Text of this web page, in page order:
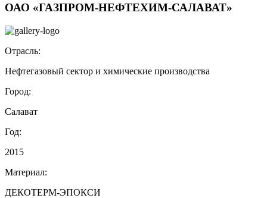
ОАО «ГАЗПРОМ-НЕФТЕХИМ-САЛАВАТ»
Отрасль:
Нефтегазовый сектор и химические производства
Город:
Салават
Год:
2015
Материал:
ДЕКОТЕРМ-ЭПОКСИ